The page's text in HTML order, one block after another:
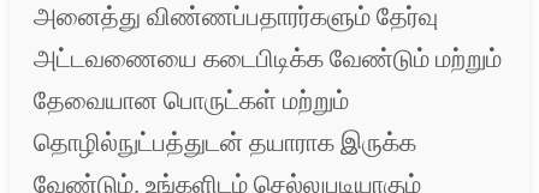
அனைத்து விண்ணப்பதாரர்களும் தேர்வு
அட்டவணையை கடைபிடிக்க வேண்டும் மற்றும்
தேவையான பொருட்கள் மற்றும்
தொழில்நுட்பத்துடன் தயாராக இருக்க
வேண்டும். உங்களிடம் செல்லுபடியாகும்